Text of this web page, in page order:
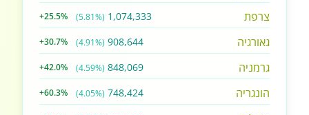
צרפת 1,074,333
(5.81%)
+25.5%
גאורגיה 908,644
(4.91%)
+30.7%
גרמניה 848,069
(4.59%)
+42.0%
הונגריה 748,424
(4.05%)
+60.3%